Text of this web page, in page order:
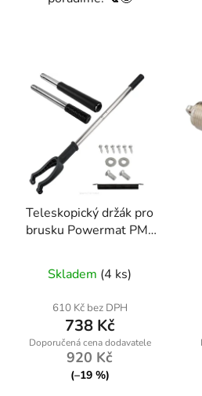
Teleskopický držák pro
brusku Powermat PM-
Skladem (4 ks)
610 Kč bez DPH
738 Kč
920 Kč
(–19 %)